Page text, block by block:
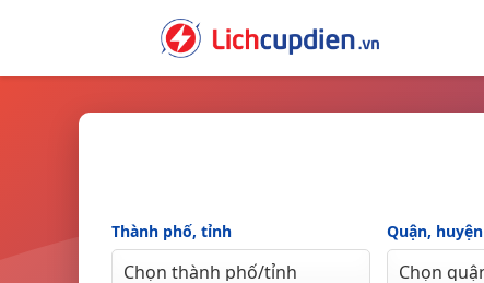
Thành phố, tỉnh Quận, huyện